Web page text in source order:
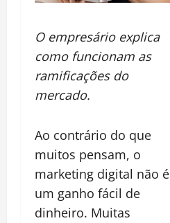
O empresário explica
como funcionam as
ramificações do
mercado.
Ao contrário do que
muitos pensam, o
marketing digital não é
um ganho fácil de
dinheiro. Muitas